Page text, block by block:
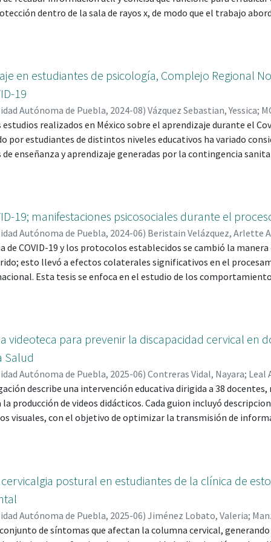
dentro de la sala de rayos x, de modo que el trabajo
de guiar a todo profesionista relacionado con las
este proyecto se planteó una metodología con enfoque
documental basada en literatura recabada que ha de
en estudiantes de psicología, Complejo Regional
19
Autónoma de Puebla, 2024-08) Vázquez Sebastian, Yessica;
realizados en México sobre el aprendizaje durante el
por estudiantes de distintos niveles educativos ha variado
enseñanza y aprendizaje generadas por la contingencia
Nororiental (CRZN) sede Teziutlán con las actividades
19; manifestaciones psicosociales durante el
Autónoma de Puebla, 2024-06) Beristain Velázquez, Arlette
de COVID-19 y los protocolos establecidos se cambió la manera
esto llevó a efectos colaterales significativos en el
Esta tesis se enfoca en el estudio de los
mostraron una correlación positiva moderada y
y comportamientos en el pasado y desesperanza, aislamiento
del sueño, energía y optimismo frente a desesperanza,
alta en síntomas físicos, enfado/hostilidad y
una variedad de respuestas emocionales, cognitivas y
videoteca para prevenir la discapacidad cervical en
Salud
Autónoma de Puebla, 2025-06) Contreras Vidal, Nayara; Leal
Ana Karen;Romero Alberto, Ana Lucía
describe una intervención educativa dirigida a 38
producción de videos didácticos. Cada guion incluyó
visuales, con el objetivo de optimizar la transmisión de
aplicándose cuestionarios en línea para evaluar la
el método Hanlon para priorizar los temas de la intervención.
de dolor cervical en esta población, afectando su
un prototipo educativo digital centrado en ergonomía y
y orientado a facilitar la comprensión y aplicación de los
postural en estudiantes de la clínica de
Autónoma de Puebla, 2025-06) Jiménez Lobato, Valeria;
Morales, Gilberto; Carlos Ángeles, Rosalba
de síntomas que afectan la columna cervical,